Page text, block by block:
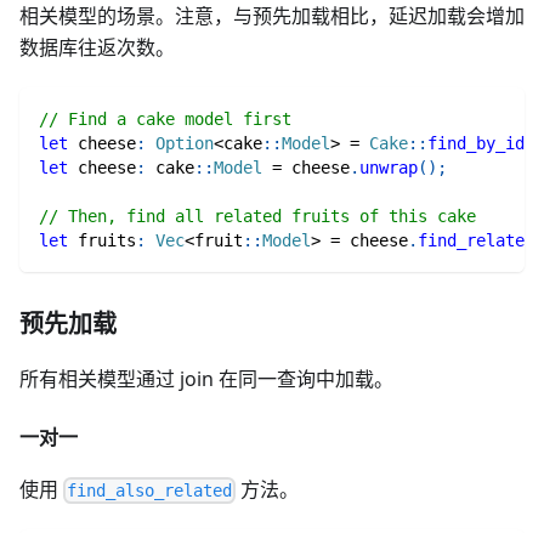
相关模型的场景。注意，与预先加载相比，延迟加载会增加
数据库往返次数。
// Find a cake model first
let cheese: Option<cake::Model> = Cake:: find_by_id
let cheese: cake::Model = cheese. unwrap( ) ;
// Then, find all related fruits of this cake
let fruits : Vec<fruit ::Model> = cheese. find_related
预先加载
所有相关模型通过 join 在同一查询中加载。
一对一
使用 find_also_related 方法。